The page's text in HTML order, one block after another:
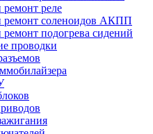
ремонт реле
ремонт соленоидов АКПП
ремонт подогрева сидений
проводки